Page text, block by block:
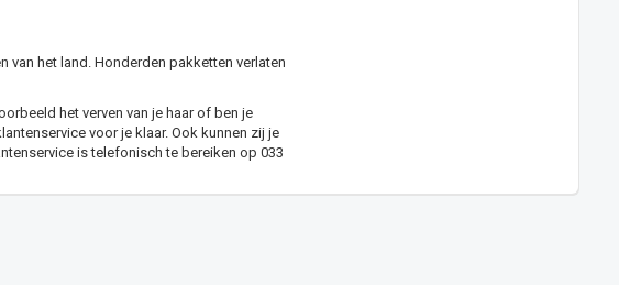
het land. Honderden pakketten verlaten
het verven van je haar of ben je
voor je klaar. Ook kunnen zij je
is telefonisch te bereiken op 033